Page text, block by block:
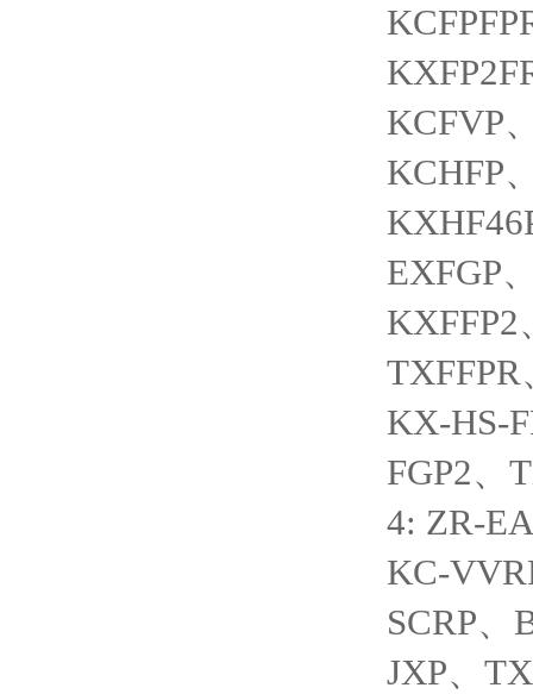
KCFVP
KCHFP
EXFGP
KXFFP2
TXFFPR
KX-HS-
FGP2、
4: ZR-
KC-
SCRP、
JXP、